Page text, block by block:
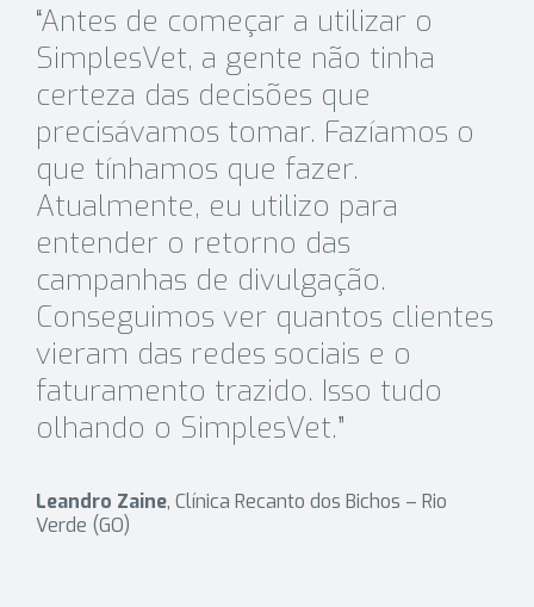
“Antes de começar a utilizar o
SimplesVet, a gente não tinha
certeza das decisões que
precisávamos tomar. Fazíamos o
que tínhamos que fazer.
Atualmente, eu utilizo para
entender o retorno das
campanhas de divulgação.
Conseguimos ver quantos clientes
vieram das redes sociais e o
faturamento trazido. Isso tudo
olhando o SimplesVet.”
Leandro Zaine, Clínica Recanto dos Bichos – Rio
Verde (GO)